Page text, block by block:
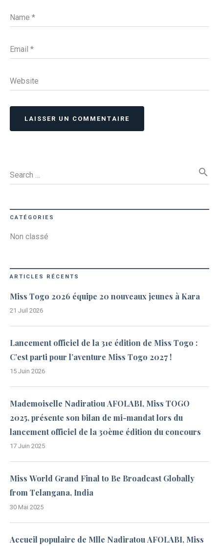
Name *
Email *
Website
LAISSER UN COMMENTAIRE
Search … search
CATÉGORIES
Non classé
ARTICLES RÉCENTS
Miss Togo 2026 équipe 20 nouveaux jeunes à Kara
21 Juil 2026
Lancement officiel de la 31e édition de Miss Togo :
C’est parti pour l’aventure Miss Togo 2027 !
15 Juin 2026
Mademoiselle Nadiratiou AFOLABI, Miss TOGO
2025, présente son bilan de mi-mandat lors du
lancement officiel de la 30ème édition du concours
17 Juin 2025
Miss World Grand Final to Be Broadcast Globally
from Telangana, India
30 Mai 2025
Accueil populaire de Mlle Nadiratou AFOLABI, Miss